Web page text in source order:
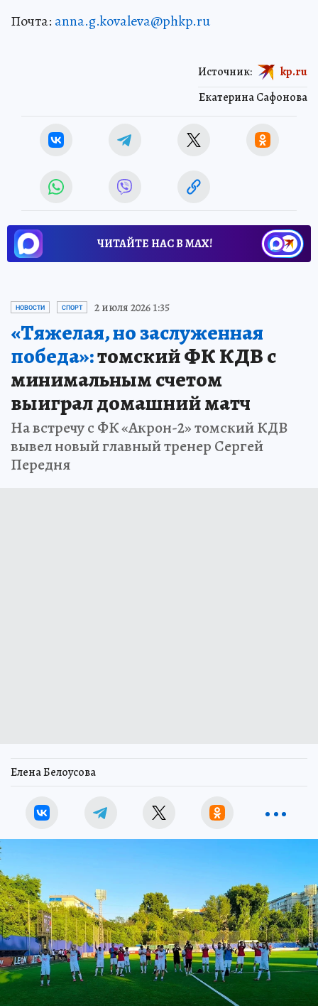
Почта: anna.g.kovaleva@phkp.ru
Екатерина Сафонова
Источник: kp.ru
ЧИТАЙТЕ НАС В МАХ!
НОВОСТИ СПОРТ 2 июля 2026 1:35
«Тяжелая, но заслуженная
победа»:томский ФК КДВ с
минимальным счетом
выиграл домашний матч
На встречу с ФК «Акрон-2» томский КДВ
вывел новый главный тренер Сергей
Передня
Елена Белоусова